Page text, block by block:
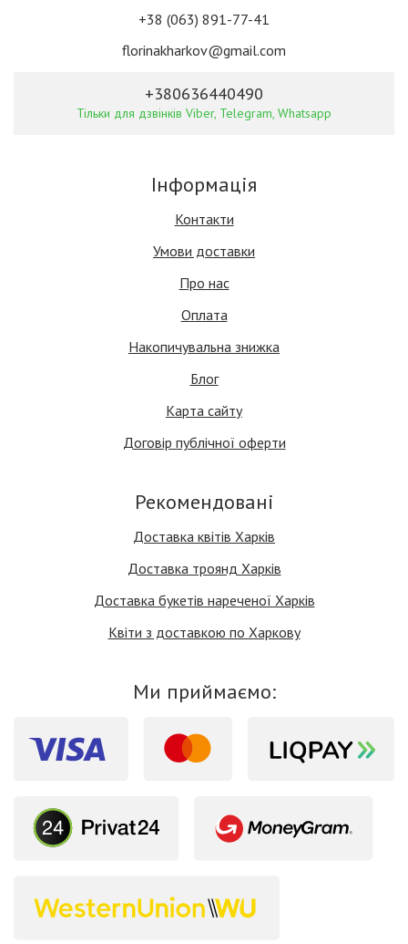
+38 (063) 891-77-41
florinakharkov@gmail.com
+380636440490
Тільки для дзвінків Viber, Telegram, Whatsapp
Інформація
Контакти
Умови доставки
Про нас
Оплата
Накопичувальна знижка
Блог
Карта сайту
Договір публічної оферти
Рекомендовані
Доставка квітів Харків
Доставка троянд Харків
Доставка букетів нареченої Харків
Квіти з доставкою по Харкову
Ми приймаємо: